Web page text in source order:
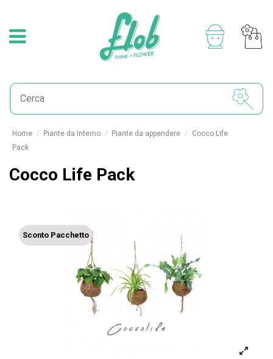
Home Piante da Interno Piante da appendere
Cocco Life
Pack
Cocco Life Pack
Sconto Pacchetto